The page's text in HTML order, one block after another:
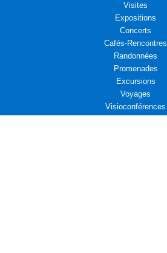
Visites
Expositions
Concerts
Cafés-Rencontres
Randonnées
Promenades
Excursions
Voyages
Visioconférences